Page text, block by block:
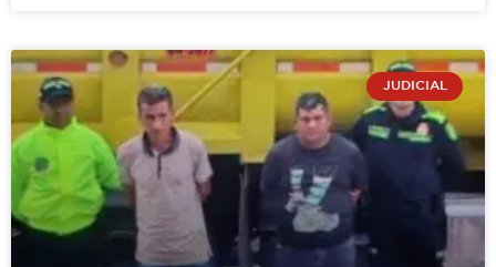
JUDICIAL